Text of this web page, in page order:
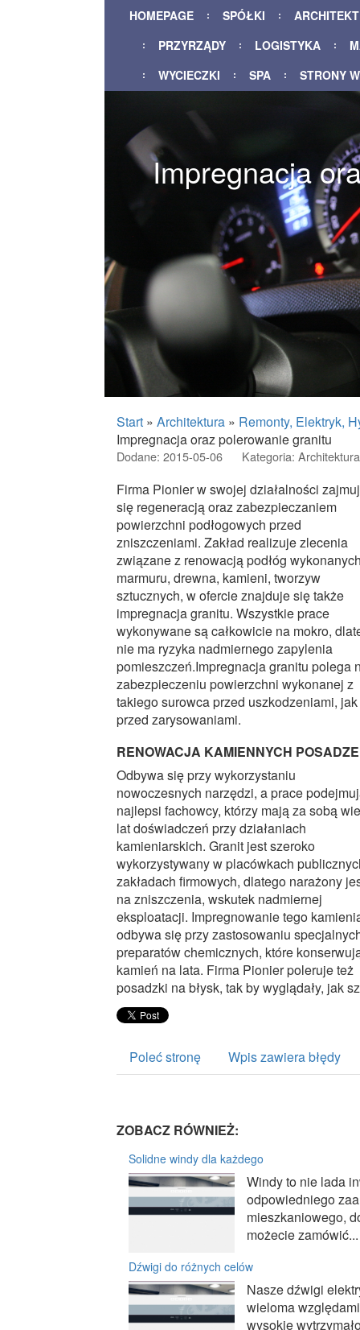
HOMEPAGE SPÓŁKI
PRZYRZĄDY
LOGISTYKA
WYCIECZKI
SPA STRONY
Impregnacja
Start » Architektura » Remonty, Elektryk,
Impregnacja oraz polerowanie granitu
Dodane: 2015-05-06 Kategoria:
Firma Pionier w swojej działalności
się regeneracją oraz zabezpieczaniem
powierzchni podłogowych przed
zniszczeniami. Zakład realizuje zlecenia
związane z renowacją podłóg
marmuru, drewna, kamieni, tworzyw
sztucznych, w ofercie znajduje się także
impregnacja granitu. Wszystkie prace
wykonywane są całkowicie na mokro,
nie ma ryzyka nadmiernego zapylenia
pomieszczeń.Impregnacja granitu polega
zabezpieczeniu powierzchni wykonanej z
takiego surowca przed uszkodzeniami,
przed zarysowaniami.
RENOWACJA KAMIENNYCH
Odbywa się przy wykorzystaniu
nowoczesnych narzędzi, a prace
najlepsi fachowcy, którzy mają za sobą
lat doświadczeń przy działaniach
kamieniarskich. Granit jest szeroko
wykorzystywany w placówkach
zakładach firmowych, dlatego narażony
na zniszczenia, wskutek nadmiernej
eksploatacji. Impregnowanie tego
odbywa się przy zastosowaniu
preparatów chemicznych, które
kamień na lata. Firma Pionier poleruje też
posadzki na błysk, tak by wyglądały, jak
Poleć stronę Wpis zawiera błędy
ZOBACZ RÓWNIEŻ:
Solidne windy dla każdego
Windy to nie lada
odpowiedniego
mieszkaniowego,
możecie zamówić...
Dźwigi do różnych celów
Nasze dźwigi
wieloma
wysokie